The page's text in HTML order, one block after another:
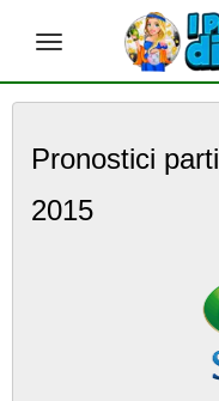
Pronostici
2015